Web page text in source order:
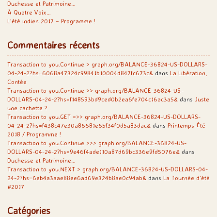
Duchesse et Patrimoine…
À Quatre Voix…
L’été indien 2017 – Programme !
Commentaires récents
Transaction to you.Continue > graph.org/BALANCE-36824-US-DOLLARS-
04-24-2?hs=6068a47324c99841b10004d847fc673c& dans La Libération,
Contée
Transaction to you.Continue >> graph.org/BALANCE-36824-US-
DOLLARS-04-24-2?hs=f148593bd9ced0b2ea6fe704c16ac3a5& dans Juste
une cachette ?
Transaction to you.GET =>> graph.org/BALANCE-36824-US-DOLLARS-
04-24-2?hs=f438c47e30a86681e65f34f0d5a83dac& dans Printemps-Été
2018 / Programme !
Transaction to you.Continue >>> graph.org/BALANCE-36824-US-
DOLLARS-04-24-2?hs=9e46f4ade110a87d69bc336e9fd5076e& dans
Duchesse et Patrimoine…
Transaction to you.NEXT > graph.org/BALANCE-36824-US-DOLLARS-04-
24-2?hs=6eb4a3aae88ee6ad69e324b8ae0c94ab& dans La Tournée d’été
#2017
Catégories